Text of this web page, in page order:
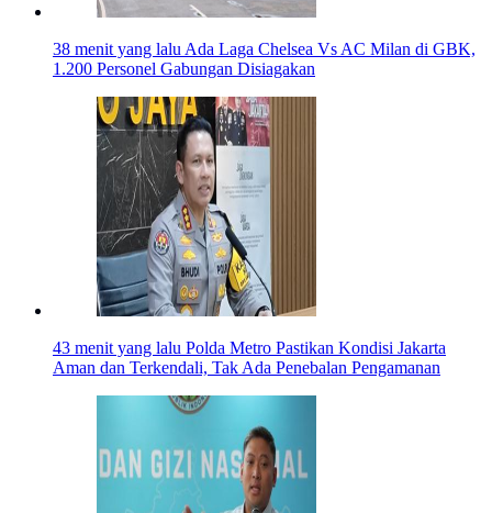
38 menit yang laluAda Laga Chelsea Vs AC Milan di GBK,
1.200 Personel Gabungan Disiagakan
43 menit yang lalu Polda Metro Pastikan Kondisi Jakarta
Aman dan Terkendali, Tak Ada Penebalan Pengamanan